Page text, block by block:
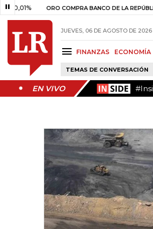
ORO COMPRA BANCO DE LA REPÚBLICA $
JUEVES, 06 DE AGOSTO DE 2026
FINANZAS ECONOMÍA
TEMAS DE CONVERSACIÓN
EN VIVO
EN VIVO